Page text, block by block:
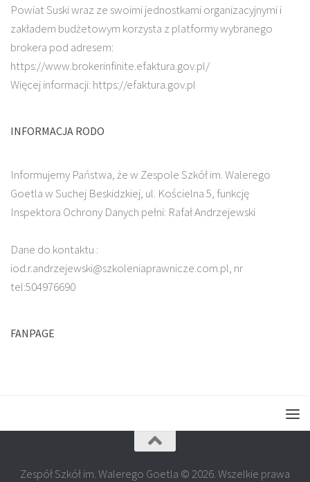
Powiat Suski wraz ze swoimi jednostkami organizacyjnymi i
zakładem budżetowym korzysta z platformy wybranego
brokera pod adresem:
https://www.brokerinfinite.efaktura.gov.pl/
Więcej informacji: https://efaktura.gov.pl
INFORMACJA RODO
Informujemy Państwa, że w Zespole Szkół im. Walerego
Goetla w Suchej Beskidzkiej, ul. Kościelna 5, funkcję
Inspektora Ochrony Danych pełni: Rafał Andrzejewski
Dane do kontaktu :
iod.r.andrzejewski@szkoleniaprawnicze.com.pl, nr
tel:504976690
FANPAGE
Zespół Szkół im. Walerego Goetla © 2026. Wszelkie prawa